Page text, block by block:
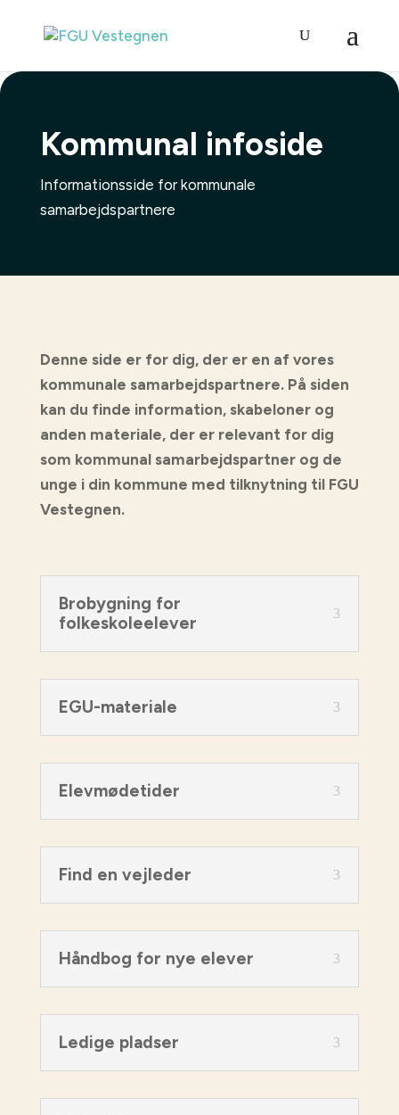
Kommunal infoside
Informationsside for kommunale
samarbejdspartnere
Denne side er for dig, der er en af vores
kommunale samarbejdspartnere. På siden
kan du finde information, skabeloner og
anden materiale, der er relevant for dig
som kommunal samarbejdspartner og de
unge i din kommune med tilknytning til FGU
Vestegnen.
Brobygning for
folkeskoleelever
EGU-materiale
Elevmødetider
Find en vejleder
Håndbog for nye elever
Ledige pladser